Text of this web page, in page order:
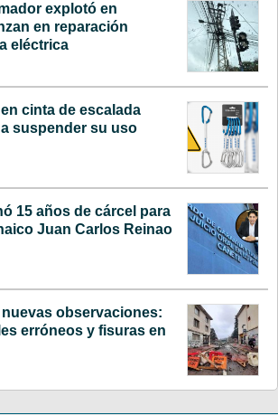
explotó en
en reparación
eléctrica
cinta de escalada
suspender su uso
15 años de cárcel para
Juan Carlos Reinao
nuevas observaciones:
erróneos y fisuras en